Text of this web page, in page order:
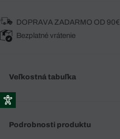
DOPRAVA ZADARMO OD 90€
Bezplatné vrátenie
Veľkostná tabuľka
Podrobnosti produktu